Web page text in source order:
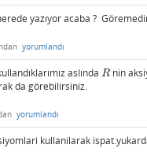
yazıyor acaba ?
yorumlandı
aslında R
R nin
da görebilirsiniz.
yorumlandı
kullanilarak